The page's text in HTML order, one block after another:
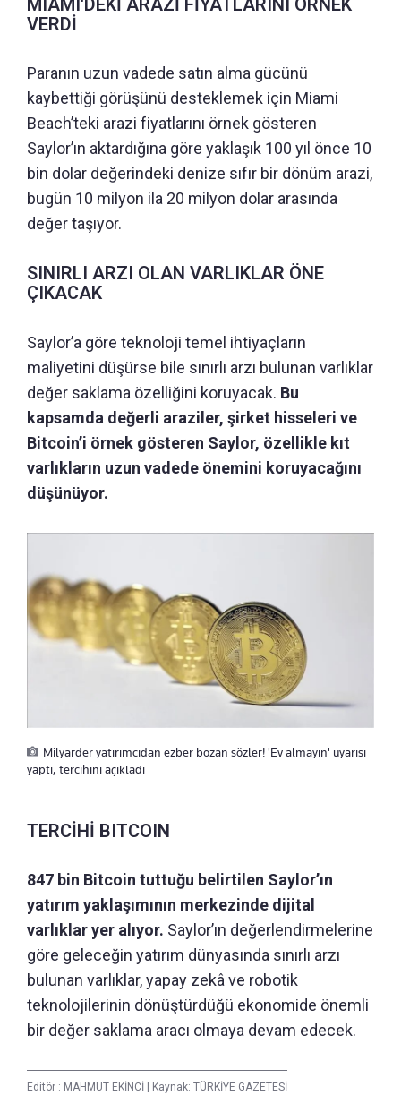
MIAMI'DEKİ ARAZİ FİYATLARINI ÖRNEK
VERDİ
Paranın uzun vadede satın alma gücünü
kaybettiği görüşünü desteklemek için Miami
Beach’teki arazi fiyatlarını örnek gösteren
Saylor’ın aktardığına göre yaklaşık 100 yıl önce 10
bin dolar değerindeki denize sıfır bir dönüm arazi,
bugün 10 milyon ila 20 milyon dolar arasında
değer taşıyor.
SINIRLI ARZI OLAN VARLIKLAR ÖNE
ÇIKACAK
Saylor’a göre teknoloji temel ihtiyaçların
maliyetini düşürse bile sınırlı arzı bulunan varlıklar
değer saklama özelliğini koruyacak. Bu
kapsamda değerli araziler, şirket hisseleri ve
Bitcoin’i örnek gösteren Saylor, özellikle kıt
varlıkların uzun vadede önemini koruyacağını
düşünüyor.
Milyarder yatırımcıdan ezber bozan sözler! 'Ev almayın' uyarısı
yaptı, tercihini açıkladı
TERCİHİ BITCOIN
847 bin Bitcoin tuttuğu belirtilen Saylor’ın
yatırım yaklaşımının merkezinde dijital
varlıklar yer alıyor. Saylor’ın değerlendirmelerine
göre geleceğin yatırım dünyasında sınırlı arzı
bulunan varlıklar, yapay zekâ ve robotik
teknolojilerinin dönüştürdüğü ekonomide önemli
bir değer saklama aracı olmaya devam edecek.
Editör : MAHMUT EKİNCİ Kaynak: TÜRKİYE GAZETESİ